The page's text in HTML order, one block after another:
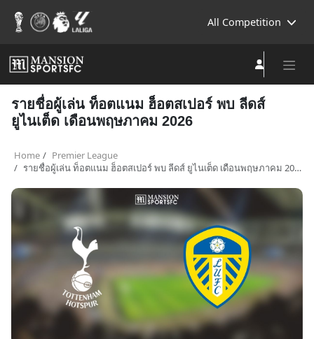
All Competition
รายชื่อผู้เล่น ท็อตแนม ฮ็อตสเปอร์ พบ ลีดส์
ยูไนเต็ด เดือนพฤษภาคม 2026
Home
Premier League
รายชื่อผู้เล่น ท็อตแนม ฮ็อตสเปอร์ พบ ลีดส์ ยูไนเต็ด เดือนพฤษภาคม 2026